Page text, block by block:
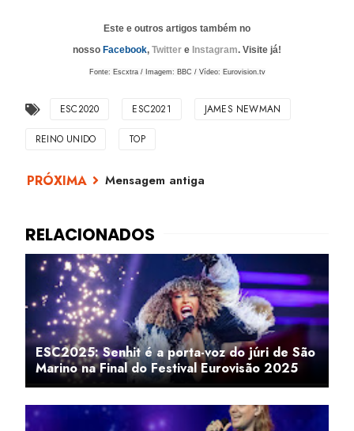
Este e outros artigos também no
nosso Facebook, Twitter e Instagram. Visite já!
Fonte: Escxtra / Imagem: BBC / Vídeo: Eurovision.tv
ESC2020 ESC2021 JAMES NEWMAN
REINO UNIDO TOP
Mensagem antiga
ESC2025: Senhit é a porta-voz do júri de São
Marino na Final do Festival Eurovisão 2025